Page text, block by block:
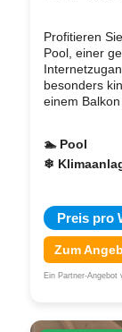
Profitieren
Pool, einer
besonders
einem
🏊 Pool
❄
Preis pro
Zum
Ein Partner-Angebot